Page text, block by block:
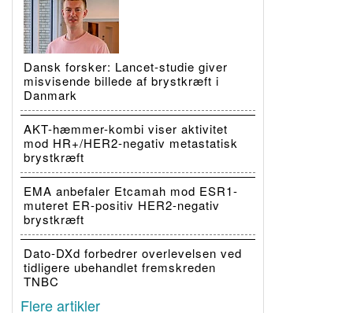
Dansk forsker: Lancet-studie giver
misvisende billede af brystkræft i
Danmark
AKT-hæmmer-kombi viser aktivitet
mod HR+/HER2-negativ metastatisk
brystkræft
EMA anbefaler Etcamah mod ESR1-
muteret ER-positiv HER2-negativ
brystkræft
Dato-DXd forbedrer overlevelsen ved
tidligere ubehandlet fremskreden
TNBC
Flere artikler